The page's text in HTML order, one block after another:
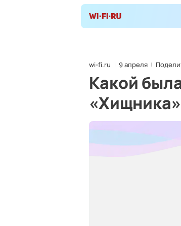
wi-fi.ru 9 апреля
Какой